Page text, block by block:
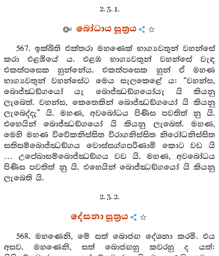
2. 3. 1.
බෝධාය සූත්‍රය
567. ඉක්බිති එක්තරා මහණෙක් භාග්‍යවතුන් වහන්සේ
කරා එළඹියේ ය. එළඹ භාග්‍යවතුන් වහන්සේ වැඳ
එකත්පසෙක හුන්නේය. එකත්පසෙක හුන් ඒ මහණ
භාග්‍යවතුන් වහන්සේට මෙය සැලකෙළේ ය: “වහන්ස,
බොජ්ඣඞ්ගයෝ යැ බොජ්ඣඞ්ගයෝයැ යි කියනු
ලැබෙත්. වහන්ස, කෙතෙකින් බොජ්ඣඞ්ගයෝ යි කියනු
ලැබෙද්දැ” යි. මහණ, අවබෝධය පිණිස පවතිත් නු යි.
එහෙයින් බොජ්ඣඞ්ගයෝ යි කියනු ලැබෙත්. මහණ,
මෙහි මහණ විවේකනිස්සිත විරාගනිස්සිත නිරෝධනිස්සිත
සතිසම්බොජ්ඣඞ්ගය වොස්සග්ගපරිණාමි කොට වඩ යි
… උපේඛාසම්බොජ්ඣඞ්ගය වඩ යි. මහණ, අවබෝධය
පිණිස පවතිත් නු යි. එහෙයින් බොජ්ඣඞ්ගයෝ යි කියනු
ලැබෙති යි.
2. 3. 2.
දේසනා සූත්‍රය
568. මහණෙනි, මේ සත් බොජඟ දේශනා කරමි. එය
අසව. මහණෙනි, සත් බොජඟහු කවරහු ද යත්: